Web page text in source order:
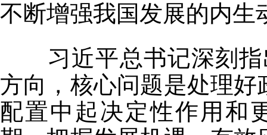
不断增强我国发展的内生
习近平总书记深刻指
方向，核心问题是处理
配置中起决定性作用和